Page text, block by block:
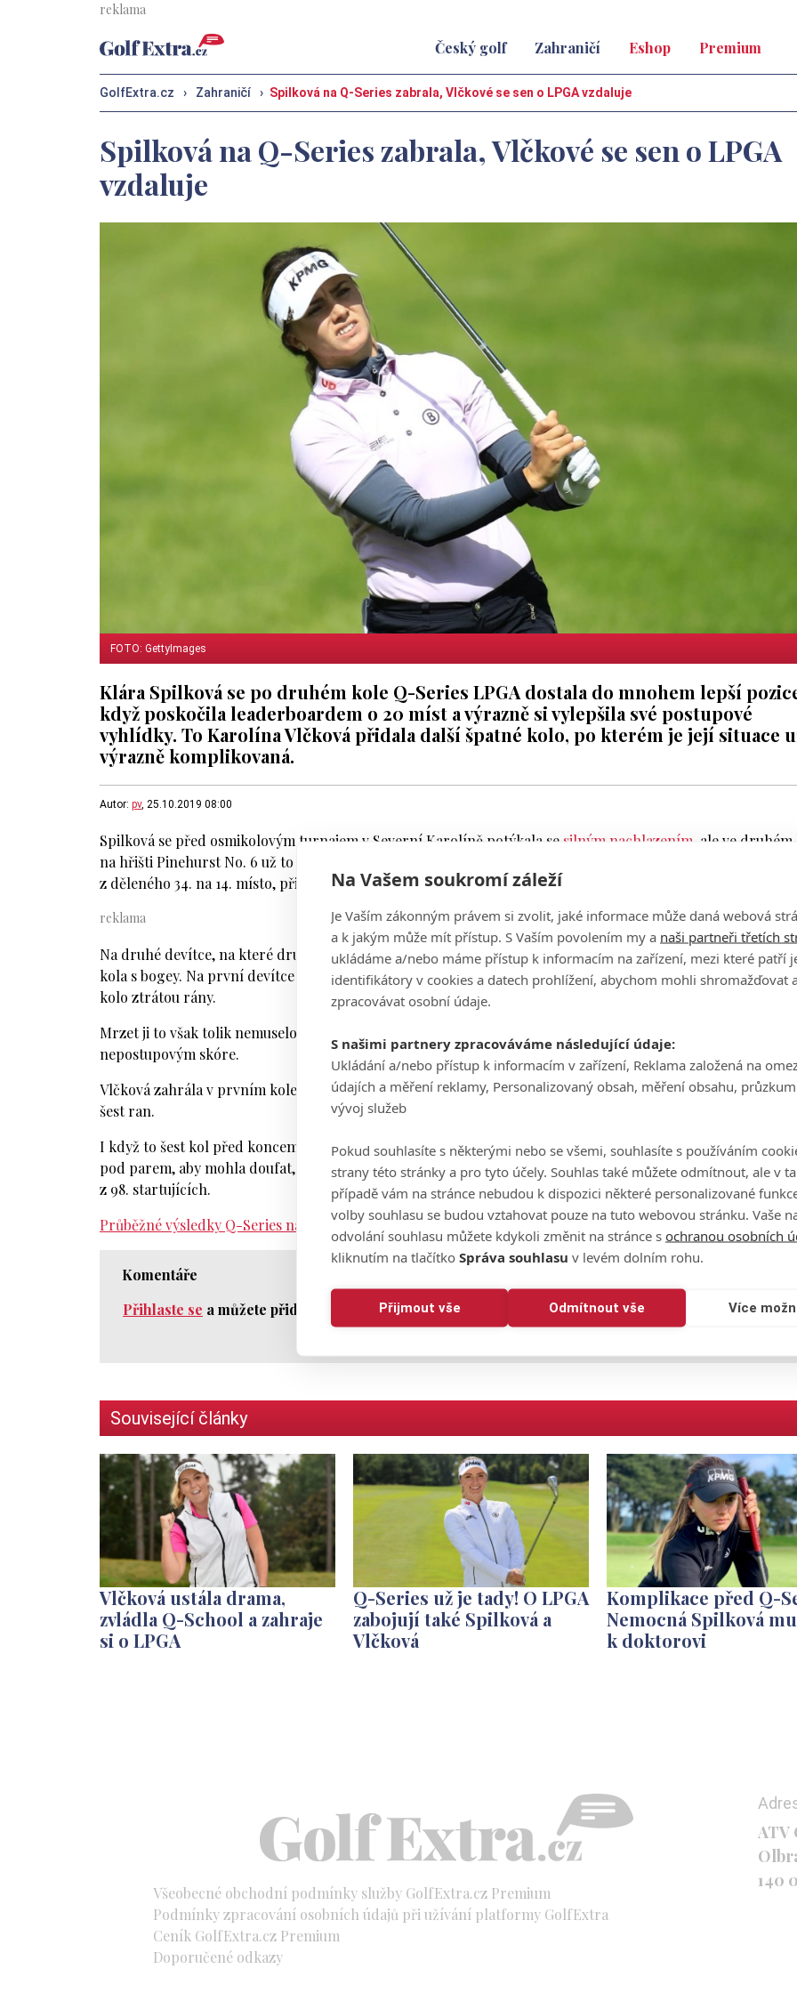
Na Vašem soukromí záleží
Je Vaším zákonným právem si zvolit, jaké informace může daná webová
a k jakým může mít přístup. S Vaším povolením my a naši partneři třetích
ukládáme a/nebo máme přístup k informacím na zařízení, mezi které patří
identifikátory v cookies a datech prohlížení, abychom mohli shromažďovat
zpracovávat osobní údaje.
S našimi partnery zpracováváme následující údaje:
Ukládání a/nebo přístup k informacím v zařízení, Reklama založená na
údajích a měření reklamy, Personalizovaný obsah, měření obsahu,
vývoj služeb
Pokud souhlasíte s některými nebo se všemi, souhlasíte s používáním
strany této stránky a pro tyto účely. Souhlas také můžete odmítnout, ale v
případě vám na stránce nebudou k dispozici některé personalizované
volby souhlasu se budou vztahovat pouze na tuto webovou stránku. Vaše
odvolání souhlasu můžete kdykoli změnit na stránce s ochranou osobních
kliknutím na tlačítko Správa souhlasu v levém dolním rohu.
Přijmout vše Odmítnout vše Více
Český golf Zahraničí Eshop Premium
GolfExtra.cz › Zahraničí › Spilková na Q-Series zabrala, Vlčkové se sen o LPGA vzdaluje
Spilková na Q-Series zabrala, Vlčkové se sen o LPGA
vzdaluje
FOTO: GettyImages
Klára Spilková se po druhém kole Q-Series LPGA dostala do mnohem lepší
když poskočila leaderboardem o 20 míst a výrazně si vylepšila své postupové
vyhlídky. To Karolína Vlčková přidala další špatné kolo, po kterém je její situace
výrazně komplikovaná.
Autor: pv, 25.10.2019 08:00
Spilková se před osmikolovým turnajem v Severní Karolíně potýkala se silným nachlazením , ale ve
na hřišti Pinehurst No. 6 už to na její hře nebylo znát. Zahrála 68 ran (-3) a s celkovým skóre -2 se posunula
z děleného 34. na 14. místo, přičemž kartu na LPGA si zajistí nejlepších 45 hráček.
Na druhé devítce, na které druhé kolo startovala, začala třemi birdie na 10, 13 a 15. Na 18 končila první
kola s bogey. Na první devítce pak skórovala dvakrát po birdie na 2 a 8, než opět uzavřela devítku a tím i
kolo ztrátou rány.
Mrzet ji to však tolik nemuselo, protože i tak předvedla kvalitní rundu, po kterém je pět ran nad prvním
nepostupovým skóre.
Vlčková zahrála v prvním kole 75 ran (+4) a stejné číslo donesla i ve druhém. Se skóre +8 tak ztrácí na
šest ran.
I když to šest kol před koncem Q-Series není neřešitelná situace, bude potřebovat v dalším průběhu hrát
pod parem, aby mohla doufat, že se poprvé v kariéře podívá na LPGA. Po dvou kolech jí patří dělená 81.
z 98. startujících.
Průběžné výsledky Q-Series naleznete zde.
Komentáře
Přihlaste se a můžete přidat komentář.
Související články
Vlčková ustála drama,
zvládla Q-School a zahraje
si o LPGA
Q-Series už je tady! O LPGA
zabojují také Spilková a
Vlčková
Komplikace před Q-
Nemocná Spilková
k doktorovi
Všeobecné obchodní podmínky služby GolfExtra.cz Premium
Podmínky zpracování osobních údajů při užívání platformy GolfExtra
Ceník GolfExtra.cz Premium
Doporučené odkazy
ATV
140